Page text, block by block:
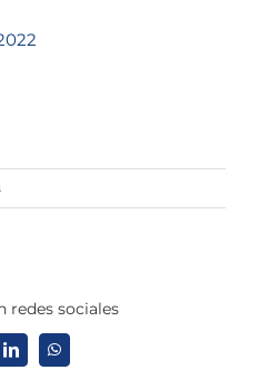
redes sociales
LinkedInWhatsApp